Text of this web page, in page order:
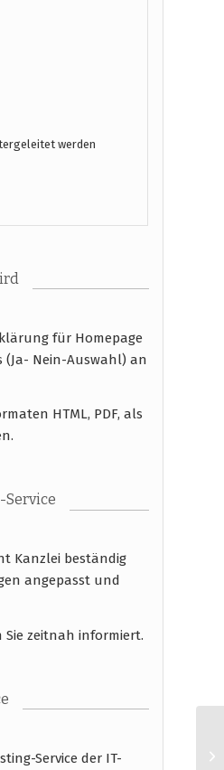
werden
für Homepage
(Ja- Nein-Auswahl) an
HTML, PDF, als
Service
Kanzlei beständig
angepasst und
zeitnah informiert.
Service der IT-